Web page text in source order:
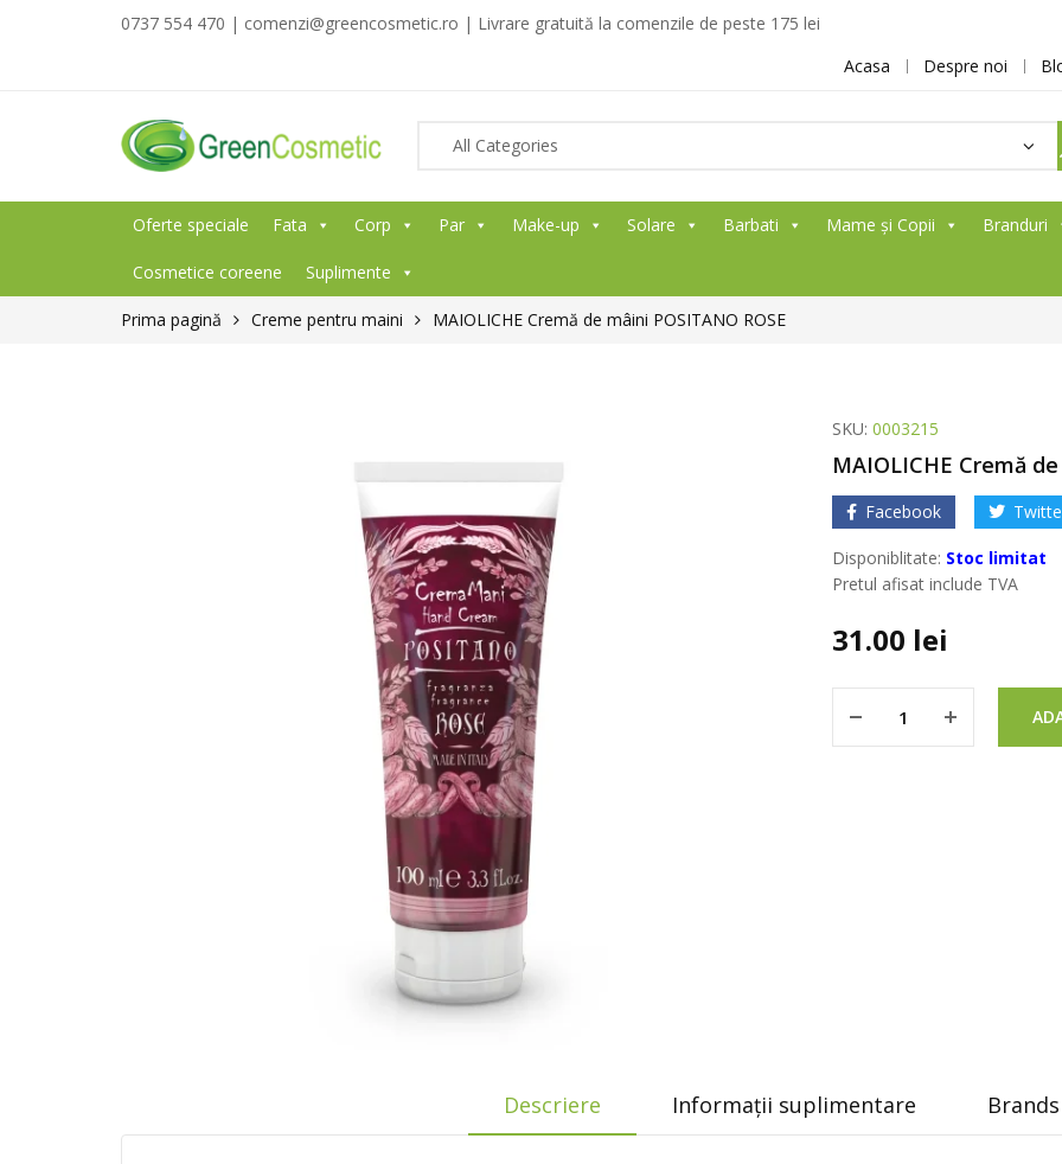
0737 554 470 | comenzi@greencosmetic.ro | Livrare gratuită la comenzile de peste 175 lei
Acasa
Despre noi
Oferte speciale Fata Corp Par Make-up Solare Barbati Mame și Copii Branduri
Cosmetice coreene Suplimente
Prima pagină Creme pentru maini MAIOLICHE Cremă de mâini POSITANO ROSE
SKU: 0003215
MAIOLICHE Cremă
Facebook
Disponiblitate: Stoc limitat
Pretul afisat include TVA
31.00 lei
Descriere Informații suplimentare